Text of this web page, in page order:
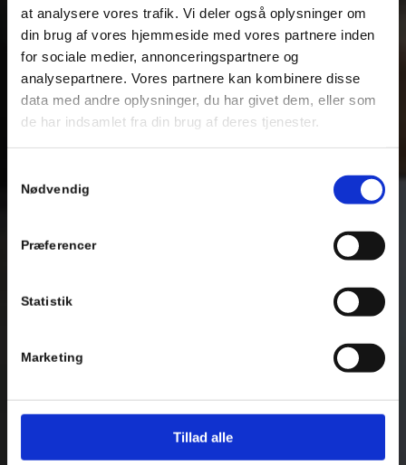
at analysere vores trafik. Vi deler også oplysninger om
din brug af vores hjemmeside med vores partnere inden
for sociale medier, annonceringspartnere og
analysepartnere. Vores partnere kan kombinere disse
data med andre oplysninger, du har givet dem, eller som
de har indsamlet fra din brug af deres tjenester.
Nødvendig
Præferencer
Statistik
Marketing
Tillad alle